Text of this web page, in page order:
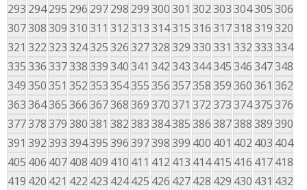
293 294295 296 297298 299300301 302303304305306
307308309310311 312313314315316317318319320
321 322323324325326327328329330331 332333334
335336337338339340341 342343344345346347348
349350351 352353354355356357358359360361 362
363364365366367368369370371 372373374375376
377378379380381 382383384385386387388389390
391 392393394395396397398399 400 401 402 403 404
405 406 407408 409 410 411 412 413 414415 416 417418
419 420 421 422 423 424425 426 427428 429 430 431 432